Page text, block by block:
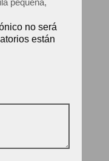
pequeña,
no será
están